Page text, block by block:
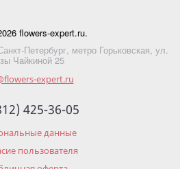
flowers-expert.ru.
Петербург, метро Горьковская, ул.
Чайкиной 25
expert.ru
425-36-05
данные
пользователя